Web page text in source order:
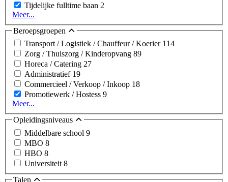
Tijdelijke fulltime baan 2
Meer...
Beroepsgroepen
Transport / Logistiek / Chauffeur / Koerier 114
Zorg / Thuiszorg / Kinderopvang 89
Horeca / Catering 27
Administratief 19
Commercieel / Verkoop / Inkoop 18
Promotiewerk / Hostess 9
Meer...
Opleidingsniveaus
Middelbare school 9
MBO 8
HBO 8
Universiteit 8
Talen